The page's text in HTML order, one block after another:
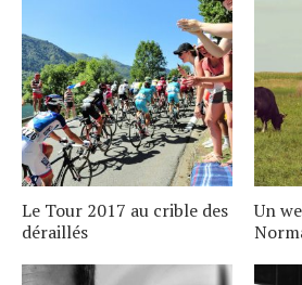
Le Tour 2017 au crible des
déraillés
Un